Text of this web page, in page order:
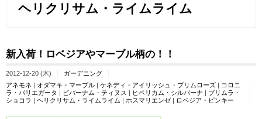
ヘリクリサム・ライムライム
新入荷！ロベジアやマーブル柄の！！
2012-12-20 (木)
ガーデニング
アネモネ | オダマキ・マーブル | ケネディ・アイリッシュ・プリムローズ | コロニ
ラ・バリエガータ | ビバーナム・ティヌス | ヒペリカム・シルバーナ | プリムラ・
ショコラ | ヘリクリサム・ライムライム | ホスマリエンゼ | ロベジア・ピンキー